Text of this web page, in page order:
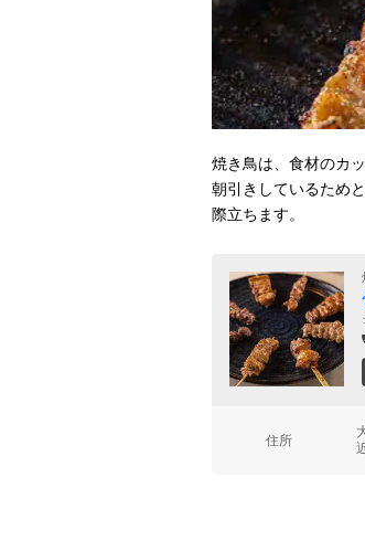
焼き鳥は、食材のカ
朝引きしているため
際立ちます。
住所